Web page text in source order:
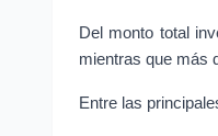
Del monto total
mientras que más
Entre las